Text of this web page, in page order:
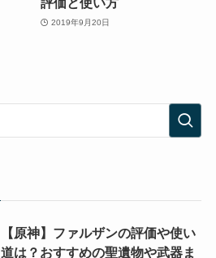
2019年9月20日
【原神】ファルザンの評価や使い
道は？おすすめの聖遺物や武器ま